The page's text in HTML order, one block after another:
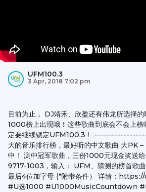
UFM100.3
3 Apr, 2018 7:02 pm
目前为止， DJ靖禾、欣盈还有伟龙所选择
1000榜上出现哦！这些歌曲到底会不会上榜
定要继续锁定UFM100.3！
大的音乐排行榜，最好听的中文歌曲 大PK
中！ 测中冠军歌曲，三份1000元现金奖送
9717-1003，输入： UFM、猜测的榜首歌
最后4位加字母 (*附带条件） 详情：
#U选1000 #U1000MusicCountdown